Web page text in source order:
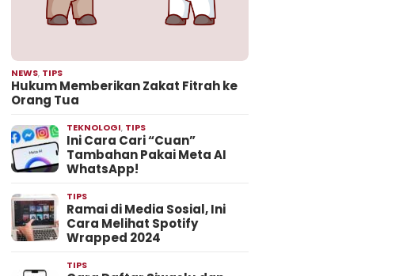
NEWS, TIPS
Hukum Memberikan Zakat Fitrah ke
Orang Tua
TEKNOLOGI, TIPS
Ini Cara Cari “Cuan”
Tambahan Pakai Meta AI
WhatsApp!
TIPS
Ramai di Media Sosial, Ini
Cara Melihat Spotify
Wrapped 2024
TIPS